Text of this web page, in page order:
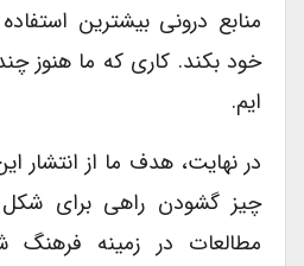
منابع درونی بیشترین
خود بکند. کاری که ما هنوز
ایم.
در نهایت، هدف ما از انتشار
چیز گشودن راهی برای شکل
مطالعات در زمینه فرهنگ